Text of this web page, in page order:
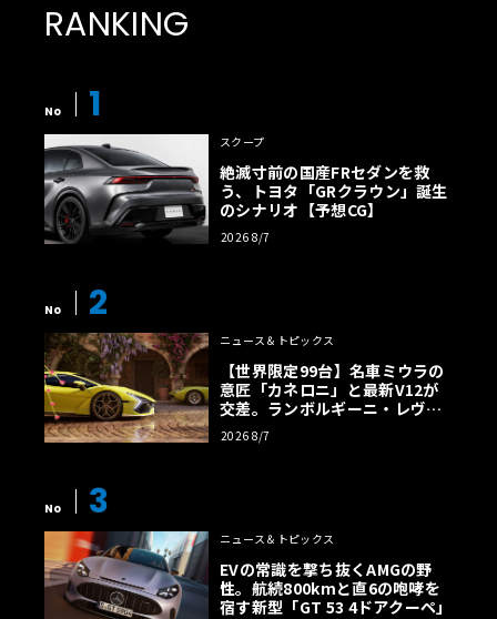
RANKING
No 1
スクープ
絶滅寸前の国産FRセダンを救
う、トヨタ「GRクラウン」誕生
のシナリオ【予想CG】
2026 8/7
No 2
ニュース＆トピックス
【世界限定99台】名車ミウラの
意匠「カネロニ」と最新V12が
交差。ランボルギーニ・レヴエ
ルトに60周年記念車が登場
2026 8/7
No 3
ニュース＆トピックス
EVの常識を撃ち抜くAMGの野
性。航続800kmと直6の咆哮を
宿す新型「GT 53 4ドアクーペ」